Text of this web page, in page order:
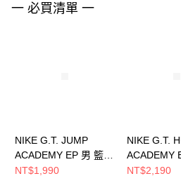
一 必買清單 一
NIKE G.T. JUMP
ACADEMY EP 男 籃球
鞋 HF1804004
NT$1,990
NIKE G.T.
ACADEMY
鞋
NT$2,190